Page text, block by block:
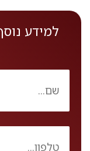
למידע